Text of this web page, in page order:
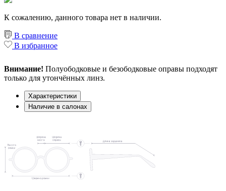
К сожалению, данного товара нет в наличии.
В сравнение
В избранное
Внимание! Полуободковые и безободковые оправы подходят
только для утончённых линз.
Характеристики
Наличие в салонах